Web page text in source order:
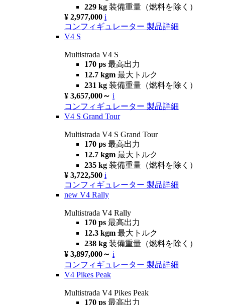
229 kg 装備重量（燃料を除く）
¥ 2,977,000 i
コンフィギュレーター 製品詳細
V4 S
Multistrada V4 S
170 ps 最高出力
12.7 kgm 最大トルク
231 kg 装備重量（燃料を除く）
¥ 3,657,000～ i
コンフィギュレーター 製品詳細
V4 S Grand Tour
Multistrada V4 S Grand Tour
170 ps 最高出力
12.7 kgm 最大トルク
235 kg 装備重量（燃料を除く）
¥ 3,722,500 i
コンフィギュレーター 製品詳細
new V4 Rally
Multistrada V4 Rally
170 ps 最高出力
12.3 kgm 最大トルク
238 kg 装備重量（燃料を除く）
¥ 3,897,000～ i
コンフィギュレーター 製品詳細
V4 Pikes Peak
Multistrada V4 Pikes Peak
170 ps 最高出力